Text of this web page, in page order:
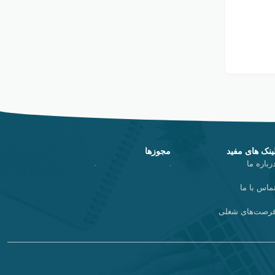
های مفید
درباره ما
با ما
شغلی
مجوزها